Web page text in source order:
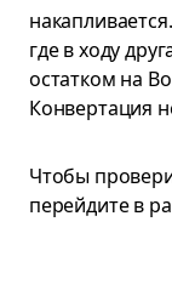
где в ходу
остатком на
Конвертация
Чтобы
перейдите в